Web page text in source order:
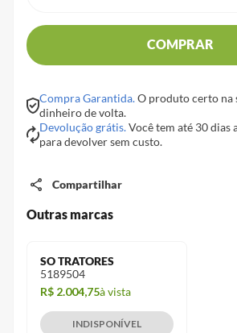
COMPRAR
Compra Garantida.O produto certo na
dinheiro de volta.
Devolução grátis.Você tem até 30 dias
para devolver sem custo.
Compartilhar
Outras marcas
SO TRATORES
5189504
R$ 2.004,75à vista
INDISPONÍVEL